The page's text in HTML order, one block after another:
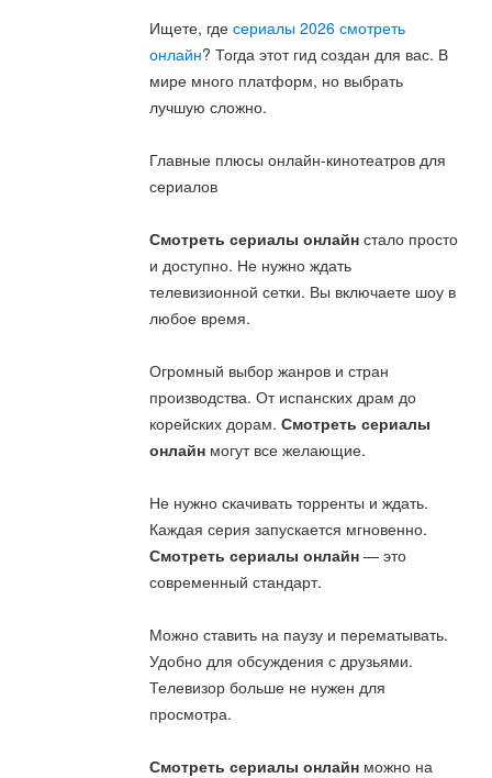
Ищете, где сериалы 2026 смотреть
онлайн? Тогда этот гид создан для вас. В
мире много платформ, но выбрать
лучшую сложно.
Главные плюсы онлайн-кинотеатров для
сериалов
Смотреть сериалы онлайн стало просто
и доступно. Не нужно ждать
телевизионной сетки. Вы включаете шоу в
любое время.
Огромный выбор жанров и стран
производства. От испанских драм до
корейских дорам. Смотреть сериалы
онлайн могут все желающие.
Не нужно скачивать торренты и ждать.
Каждая серия запускается мгновенно.
Смотреть сериалы онлайн — это
современный стандарт.
Можно ставить на паузу и перематывать.
Удобно для обсуждения с друзьями.
Телевизор больше не нужен для
просмотра.
Смотреть сериалы онлайн можно на